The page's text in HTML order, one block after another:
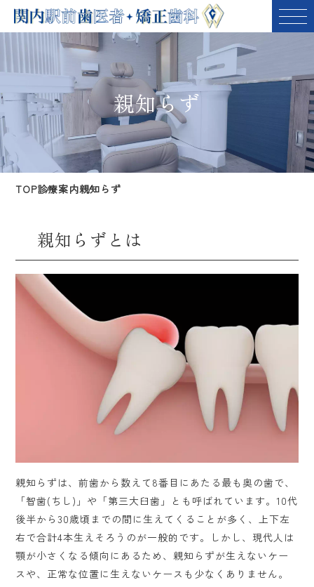
親知らず
TOP診療案内親知らず
親知らずとは
親知らずは、前歯から数えて8番目にあたる最も奥の歯で、
「智歯(ちし)」や「第三大臼歯」とも呼ばれています。10代
後半から30歳頃までの間に生えてくることが多く、上下左
右で合計4本生えそろうのが一般的です。しかし、現代人は
顎が小さくなる傾向にあるため、親知らずが生えないケー
スや、正常な位置に生えないケースも少なくありません。